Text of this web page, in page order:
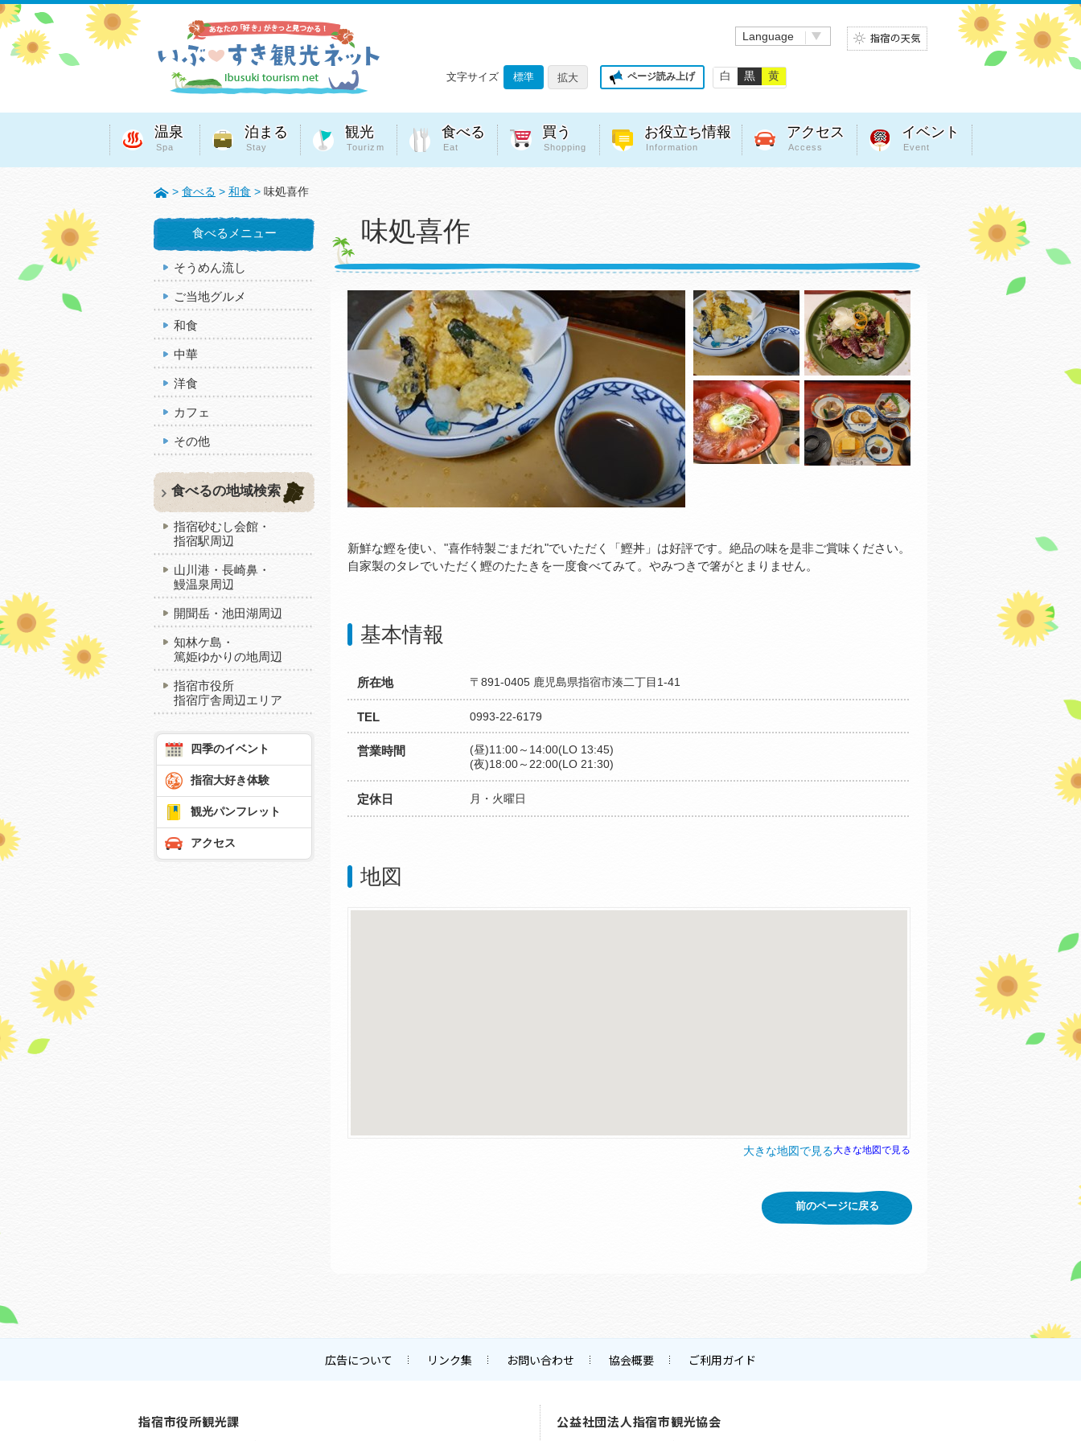
Language
文字サイズ 標準 拡大 ページ読み上げ 白 黒 黄
温泉
Spa
泊まる
Stay
観光
Tourizm
食べる
Eat
買う
Shopping
お役立ち情報
Information
アクセス
Access
イベント
Event
> 食べる > 和食 > 味処喜作
味処喜作
新鮮な鰹を使い、"喜作特製ごまだれ"でいただく「鰹丼」は好評です。絶品の味を是非ご賞味ください。
自家製のタレでいただく鰹のたたきを一度食べてみて。やみつきで箸がとまりません。
基本情報
所在地 〒891-0405 鹿児島県指宿市湊二丁目1-41
TEL 0993-22-6179
営業時間
(昼)11:00～14:00(LO 13:45)
(夜)18:00～22:00(LO 21:30)
定休日 月・火曜日
地図
大きな地図で見る
大きな地図で見る
前のページに戻る
食べるメニュー
そうめん流し
ご当地グルメ
和食
中華
洋食
カフェ
その他
食べるの地域検索
指宿砂むし会館・
指宿駅周辺
山川港・長崎鼻・
鰻温泉周辺
開聞岳・池田湖周辺
知林ケ島・
篤姫ゆかりの地周辺
指宿市役所
指宿庁舎周辺エリア
四季のイベント
指宿大好き体験
観光パンフレット
アクセス
広告について リンク集 お問い合わせ 協会概要 ご利用ガイド
指宿市役所観光課 公益社団法人指宿市観光協会